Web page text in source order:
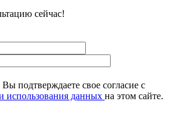
сейчас!
подтверждаете свое согласие с
использования данных на этом сайте.